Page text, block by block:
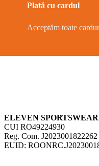
Plată cu cardul
Acceptăm toate
ELEVEN
CUI RO49224930
Reg. Com. J2023001822262
EUID: